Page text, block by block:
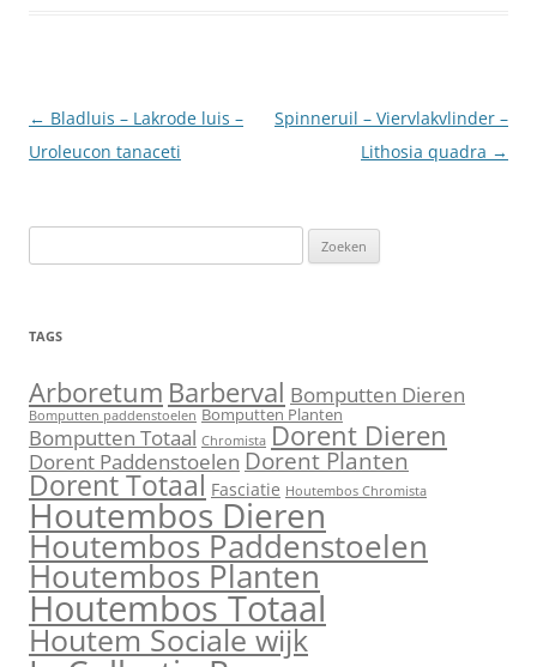
Berichtnavigatie
← Bladluis – Lakrode luis –
Uroleucon tanaceti
Spinneruil – Viervlakvlinder –
Lithosia quadra →
naar:
TAGS
Arboretum Barberval Bomputten Dieren
Bomputten paddenstoelen Bomputten Planten
Bomputten Totaal Chromista Dorent Dieren
Dorent Paddenstoelen Dorent Planten
Dorent Totaal Fasciatie Houtembos Chromista
Houtembos Dieren
Houtembos Paddenstoelen
Houtembos Planten
Houtembos Totaal
Houtem Sociale wijk